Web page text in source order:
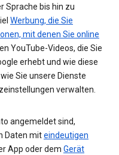
Sprache bis hin zu
Werbung, die Sie
mit denen Sie online
YouTube-Videos, die Sie
erhebt und wie diese
Sie unsere Dienste
verwalten.
angemeldet sind,
Daten miteindeutigen
App oder dem Gerät